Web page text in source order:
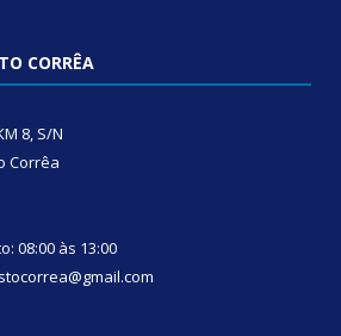
CORRÊA
8, S/N
Corrêa
08:00 às 13:00